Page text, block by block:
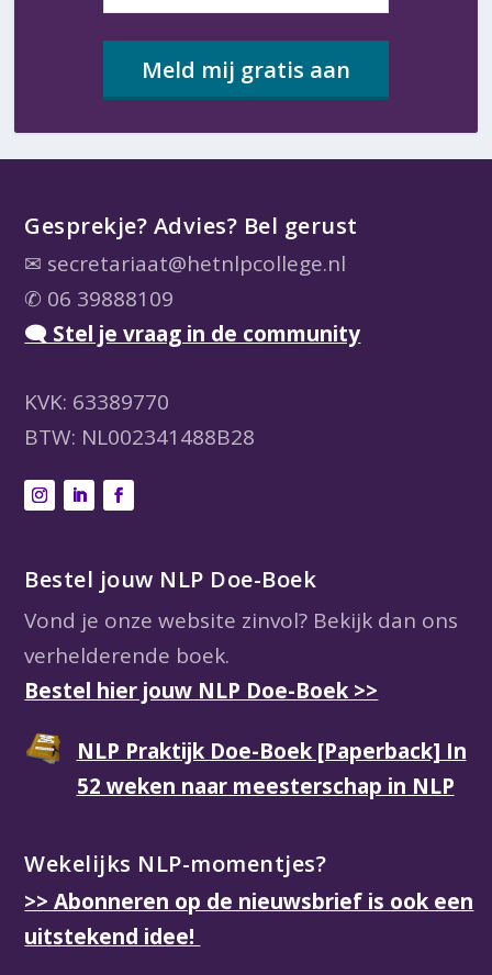
Meld mij gratis aan
Gesprekje? Advies? Bel gerust
✉ secretariaat@hetnlpcollege.nl
✆ 06 39888109
🗨 Stel je vraag in de community
KVK: 63389770
BTW: NL002341488B28
Bestel jouw NLP Doe-Boek
Vond je onze website zinvol? Bekijk dan ons
verhelderende boek.
Bestel hier jouw NLP Doe-Boek >>
NLP Praktijk Doe-Boek [Paperback] In
52 weken naar meesterschap in NLP
Wekelijks NLP-momentjes?
>> Abonneren op de nieuwsbrief is ook een
uitstekend idee!